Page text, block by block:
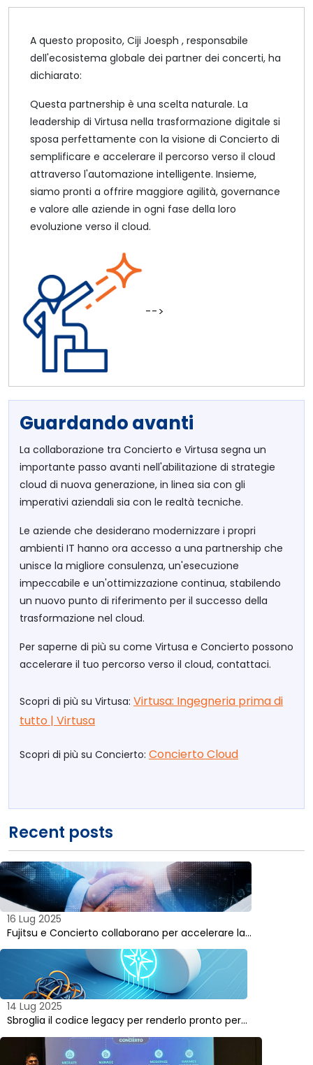
A questo proposito, Ciji Joesph , responsabile
dell'ecosistema globale dei partner dei concerti, ha
dichiarato:
Questa partnership è una scelta naturale. La
leadership di Virtusa nella trasformazione digitale si
sposa perfettamente con la visione di Concierto di
semplificare e accelerare il percorso verso il cloud
attraverso l'automazione intelligente. Insieme,
siamo pronti a offrire maggiore agilità, governance
e valore alle aziende in ogni fase della loro
evoluzione verso il cloud.
-->
Guardando avanti
La collaborazione tra Concierto e Virtusa segna un
importante passo avanti nell'abilitazione di strategie
cloud di nuova generazione, in linea sia con gli
imperativi aziendali sia con le realtà tecniche.
Le aziende che desiderano modernizzare i propri
ambienti IT hanno ora accesso a una partnership che
unisce la migliore consulenza, un'esecuzione
impeccabile e un'ottimizzazione continua, stabilendo
un nuovo punto di riferimento per il successo della
trasformazione nel cloud.
Per saperne di più su come Virtusa e Concierto possono
accelerare il tuo percorso verso il cloud, contattaci.
Scopri di più su Virtusa: Virtusa: Ingegneria prima di
tutto | Virtusa
Scopri di più su Concierto: Concierto Cloud
Recent posts
16 Lug 2025
Fujitsu e Concierto collaborano per accelerare la…
14 Lug 2025
Sbroglia il codice legacy per renderlo pronto per…